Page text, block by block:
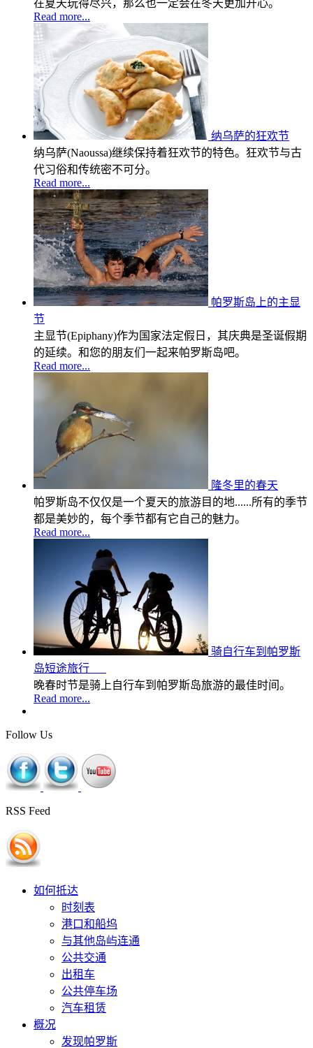
在夏天玩得尽兴，那么也一定会在冬天更加开心。
Read more...
纳乌萨的狂欢节
纳乌萨(Naoussa)继续保持着狂欢节的特色。狂欢节与古
代习俗和传统密不可分。
Read more...
帕罗斯岛上的主显
节
主显节(Epiphany)作为国家法定假日，其庆典是圣诞假期
的延续。和您的朋友们一起来帕罗斯岛吧。
Read more...
隆冬里的春天
帕罗斯岛不仅仅是一个夏天的旅游目的地......所有的季节
都是美妙的，每个季节都有它自己的魅力。
Read more...
骑自行车到帕罗斯
岛短途旅行
晚春时节是骑上自行车到帕罗斯岛旅游的最佳时间。
Read more...
Follow Us
RSS Feed
如何抵达
时刻表
港口和船坞
与其他岛屿连通
公共交通
出租车
公共停车场
汽车租赁
概况
发现帕罗斯